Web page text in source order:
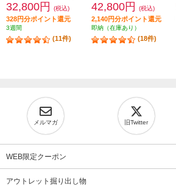
32,800円 (税込)
328円分ポイント還元
3週間
(11件)
42,800円 (税込)
2,140円分ポイント還元
即納（在庫あり）
(18件)
メルマガ 旧Twitter
WEB限定クーポン
アウトレット掘り出し物